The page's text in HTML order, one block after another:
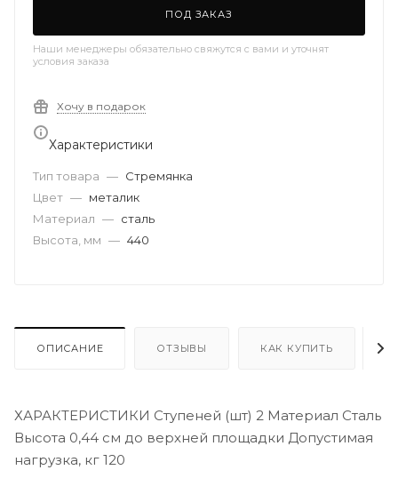
ПОД ЗАКАЗ
Наши менеджеры обязательно свяжутся с вами и уточнят
условия заказа
Хочу в подарок
Характеристики
Тип товара — Стремянка
Цвет — металик
Материал — сталь
Высота, мм — 440
ОПИСАНИЕ ОТЗЫВЫ КАК КУПИТЬ
ХАРАКТЕРИСТИКИ Ступеней (шт) 2 Материал Сталь
Высота 0,44 см до верхней площадки Допустимая
нагрузка, кг 120